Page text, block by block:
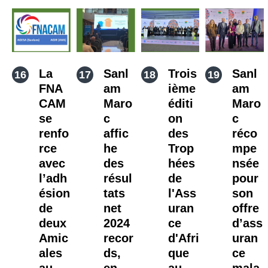
La
FNA
CAM
se
renfo
rce
avec
l’adh
ésion
de
deux
Amic
ales
Sanl
am
Maro
c
affic
he
des
résul
tats
net
2024
recor
ds,
Trois
ième
éditi
on
des
Trop
hées
de
l'Ass
uran
ce
d'Afri
que
Sanl
am
Maro
c
réco
mpe
nsée
pour
son
offre
d’ass
uran
ce